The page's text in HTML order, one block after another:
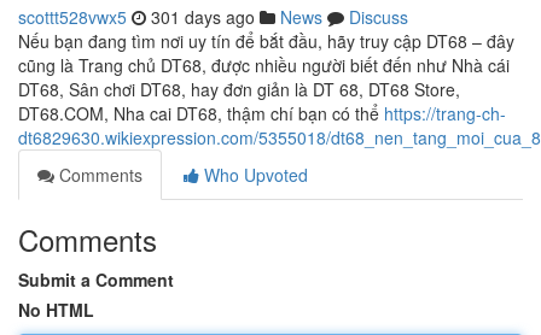
scottt528vwx5 301 days ago News
Discuss
Nếu bạn đang tìm nơi uy tín để bắt đầu, hãy truy cập DT68 – đây
cũng là Trang chủ DT68, được nhiều người biết đến như Nhà cái
DT68, Sân chơi DT68, hay đơn giản là DT 68, DT68 Store,
DT68.COM, Nha cai DT68, thậm chí bạn có thể https://trang-ch-
dt6829630.wikiexpression.com/5355018/
Comments
Who Upvoted
Comments
Submit a Comment
No HTML